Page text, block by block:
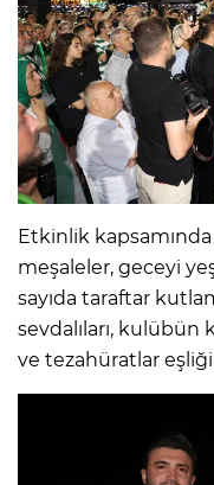
Etkinlik
meşaleler, geceyi
sayıda taraftar
sevdalıları,
ve tezahüratlar